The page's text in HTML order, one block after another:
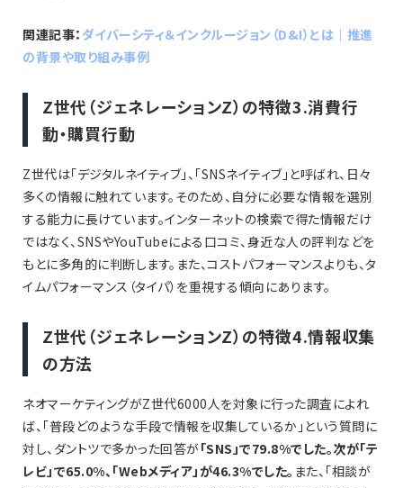
関連記事： ダイバーシティ＆インクルージョン（D&I）とは｜推進
の背景や取り組み事例
Z世代（ジェネレーションZ）の特徴3.消費行
動・購買行動
Z世代は「デジタルネイティブ」、「SNSネイティブ」と呼ばれ、日々
多くの情報に触れています。そのため、自分に必要な情報を選別
する能力に長けています。インターネットの検索で得た情報だけ
ではなく、SNSやYouTubeによる口コミ、身近な人の評判などを
もとに多角的に判断します。また、コストパフォーマンスよりも、タ
イムパフォーマンス（タイパ）を重視する傾向にあります。
Z世代（ジェネレーションZ）の特徴4.情報収集
の方法
ネオマーケティングがZ世代6000人を対象に行った調査によれ
ば、「普段どのような手段で情報を収集しているか」という質問に
対し、ダントツで多かった回答が「SNS」で79.8%でした。次が「テ
レビ」で65.0%、「Webメディア」が46.3%でした。 また、「相談が